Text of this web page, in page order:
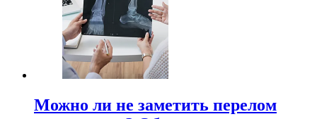
Можно ли не заметить перелом